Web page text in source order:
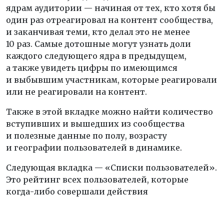
ядрам аудитории — начиная от тех, кто хотя бы
один раз отреагировал на контент сообщества,
и заканчивая теми, кто делал это не менее
10 раз. Самые дотошные могут узнать доли
каждого следующего ядра в предыдущем,
а также увидеть цифры по имеющимся
и выбывшим участникам, которые реагировали
или не реагировали на контент.
Также в этой вкладке можно найти количество
вступивших и вышедших из сообщества
и полезные данные по полу, возрасту
и географии пользователей в динамике.
Следующая вкладка — «Списки пользователей».
Это рейтинг всех пользователей, которые
когда-либо совершали действия